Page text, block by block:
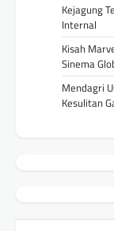
Kejagung
Internal
Kisah
Sinema
Mendagri
Kesulitan